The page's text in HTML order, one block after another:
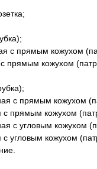
с прямым кожухом
прямым кожухом
с прямым кожухом
с прямым кожухом
с угловым кожухом
с угловым кожухом